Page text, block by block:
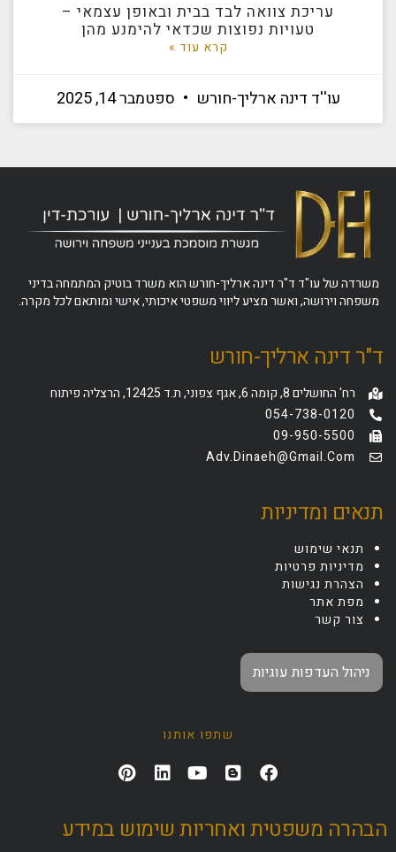
עריכת צוואה לבד בבית ובאופן עצמאי –
טעויות נפוצות שכדאי להימנע מהן
קרא עוד »
עו''ד דינה ארליך-חורש ספטמבר 14, 2025
משרדה של עו"ד ד"ר דינה ארליך-חורש הוא משרד בוטיק המתמחה בדיני
משפחה וירושה, ואשר מציע ליווי משפטי איכותי, אישי ומותאם לכל מקרה.
ד"ר דינה ארליך-חורש
רח' החושלים 8, קומה 6, אגף צפוני, ת.ד 12425, הרצליה פיתוח
054-738-0120
09-950-5500
Adv.dinaeh@gmail.com
תנאים ומדיניות
תנאי שימוש
מדיניות פרטיות
הצהרת נגישות
מפת אתר
צור קשר
ניהול העדפות עוגיות
שתפו אותנו
הבהרה משפטית ואחריות שימוש במידע